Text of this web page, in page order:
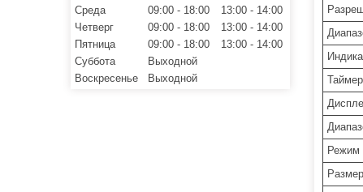
Таймер
Режим
Среда
09:00 18:00 13:00
14:00
Четверг
09:00 18:00 13:00
14:00
Пятница
09:00 18:00 13:00
14:00
Суббота
Выходной
Воскресенье
Выходной